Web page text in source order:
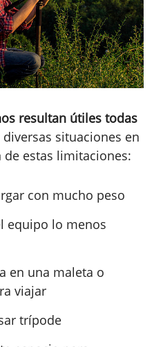
resultan útiles todas
diversas situaciones en
estas limitaciones:
con mucho peso
equipo lo menos
en una maleta o
viajar
trípode